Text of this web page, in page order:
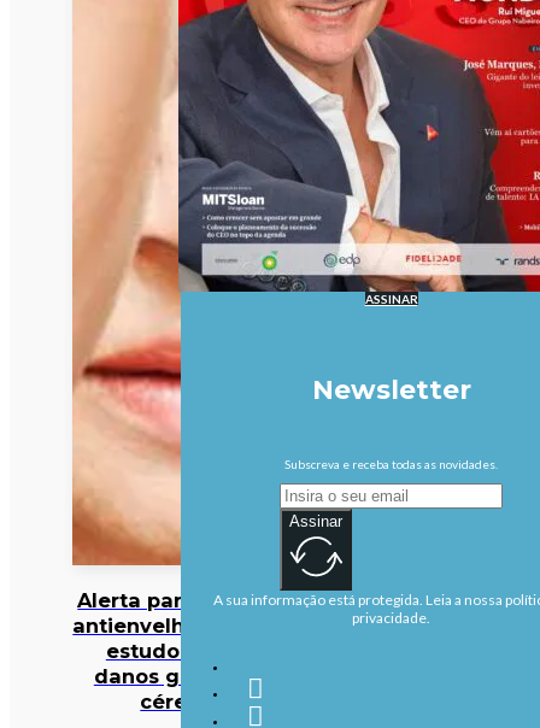
Alerta para cocktail
antienvelhecimento:
estudo deteta
danos graves no
cérebro
ASSINAR
Newsletter
Subscreva e receba todas as novidades.
Assinar
A sua informação está protegida. Leia a nossa
privacidade.